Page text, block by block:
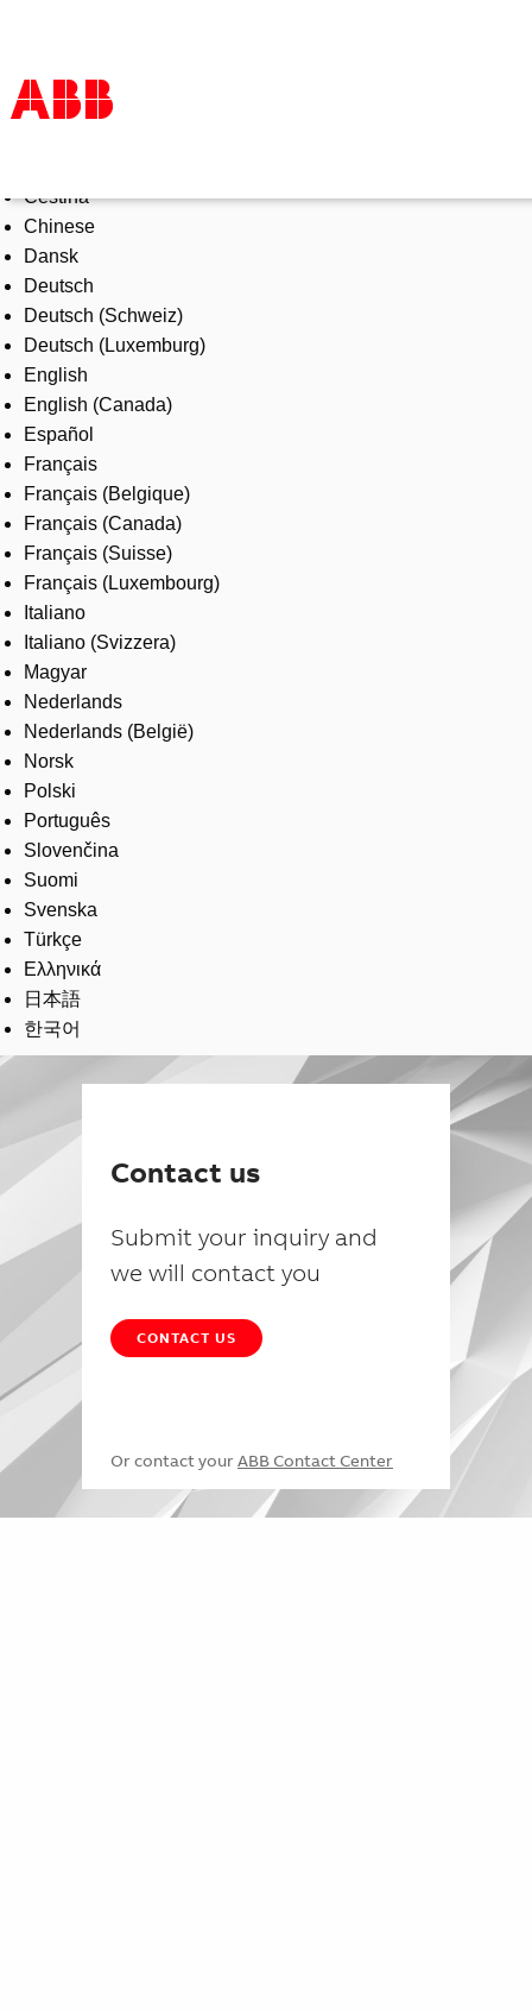
Products & Solutions
Industries
Services
About us
Where to buy
Contact us
Careers
Čeština
Chinese
Dansk
Deutsch
Deutsch (Schweiz)
Deutsch (Luxemburg)
English
English (Canada)
Español
Français
Français (Belgique)
Français (Canada)
Français (Suisse)
Français (Luxembourg)
Italiano
Italiano (Svizzera)
Magyar
Nederlands
Nederlands (België)
Norsk
Polski
Português
Slovenčina
Suomi
Svenska
Türkçe
Ελληνικά
日本語
한국어
Contact us
Submit your inquiry and
we will contact you
CONTACT US
Or contact your ABB Contact Center